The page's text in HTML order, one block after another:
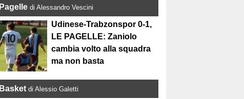
Pagelle di Alessandro Vescini
Udinese-Trabzonspor 0-1,
LE PAGELLE: Zaniolo
cambia volto alla squadra
ma non basta
Basket di Alessio Galetti